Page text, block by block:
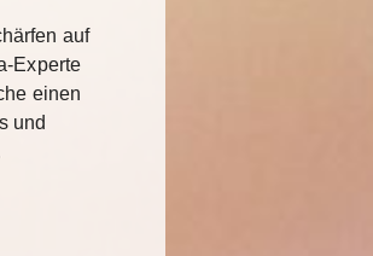
auf
Experte
einen
und